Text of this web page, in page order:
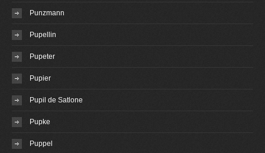
Punzmann
Pupellin
Pupeter
Pupier
Pupil de Satlone
Pupke
Puppel